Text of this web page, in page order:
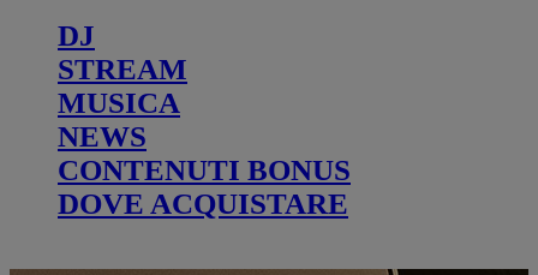
DJ
STREAM
MUSICA
NEWS
CONTENUTI BONUS
DOVE ACQUISTARE